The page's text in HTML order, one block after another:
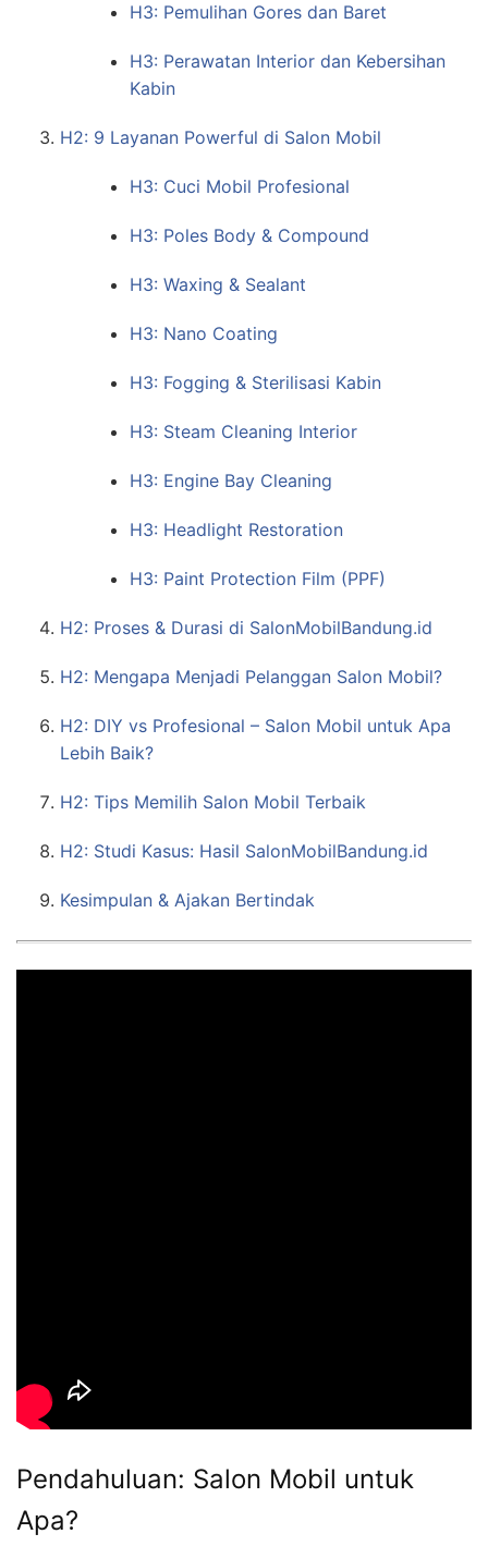
H3: Pemulihan Gores dan Baret
H3: Perawatan Interior dan Kebersihan
Kabin
H2: 9 Layanan Powerful di Salon Mobil
H3: Cuci Mobil Profesional
H3: Poles Body & Compound
H3: Waxing & Sealant
H3: Nano Coating
H3: Fogging & Sterilisasi Kabin
H3: Steam Cleaning Interior
H3: Engine Bay Cleaning
H3: Headlight Restoration
H3: Paint Protection Film (PPF)
H2: Proses & Durasi di SalonMobilBandung.id
H2: Mengapa Menjadi Pelanggan Salon Mobil?
H2: DIY vs Profesional – Salon Mobil untuk Apa
Lebih Baik?
H2: Tips Memilih Salon Mobil Terbaik
H2: Studi Kasus: Hasil SalonMobilBandung.id
Kesimpulan & Ajakan Bertindak
Pendahuluan: Salon Mobil untuk
Apa?